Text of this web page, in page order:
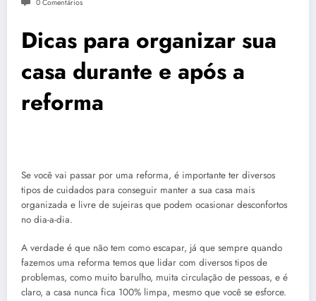
0 Comentários
Dicas para organizar sua
casa durante e após a
reforma
Se você vai passar por uma reforma, é importante ter diversos
tipos de cuidados para conseguir manter a sua casa mais
organizada e livre de sujeiras que podem ocasionar desconfortos
no dia-a-dia.
A verdade é que não tem como escapar, já que sempre quando
fazemos uma reforma temos que lidar com diversos tipos de
problemas, como muito barulho, muita circulação de pessoas, e é
claro, a casa nunca fica 100% limpa, mesmo que você se esforce.